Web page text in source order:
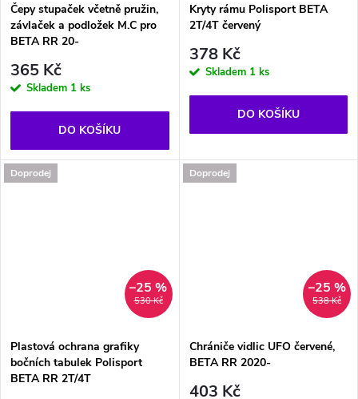
Čepy stupaček včetně pružin,
závlaček a podložek M.C pro
BETA RR 20-
365 Kč
Skladem 1 ks
DO KOŠÍKU
Kryty rámu Polisport BETA
2T/4T červený
378 Kč
Skladem 1 ks
DO KOŠÍKU
Doprodej
530 Kč
–25 %
Plastová ochrana grafiky
bočních tabulek Polisport
BETA RR 2T/4T
Doprodej
538 Kč
–25 %
Chrániče vidlic UFO červené,
BETA RR 2020-
403 Kč